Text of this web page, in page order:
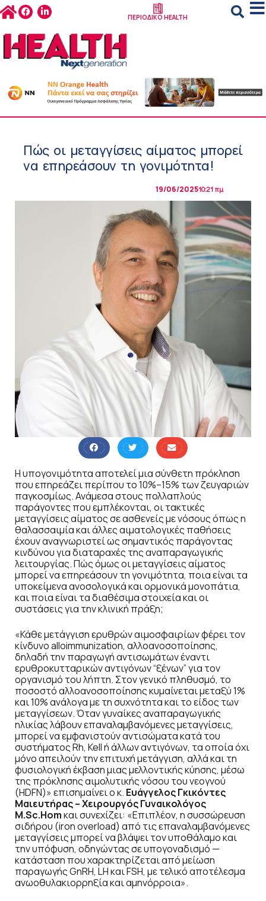
ΠΕΡΙΟΔΙΚΟ HEALTH
Πώς οι μεταγγίσεις αίματος μπορεί
να επηρεάσουν τη γονιμότητα!
19/06/202510:21 πμ
Η υπογονιμότητα αποτελεί μια σύνθετη πρόκληση
που επηρεάζει περίπου το 10%–15% των ζευγαριών
παγκοσμίως. Ανάμεσα στους πολλαπλούς
παράγοντες που εμπλέκονται, οι τακτικές
μεταγγίσεις αίματος σε ασθενείς με νόσους όπως η
θαλασσαιμία και άλλες αιματολογικές παθήσεις
έχουν αναγνωριστεί ως σημαντικός παράγοντας
κινδύνου για διαταραχές της αναπαραγωγικής
λειτουργίας. Πώς όμως οι μεταγγίσεις αίματος
μπορεί να επηρεάσουν τη γονιμότητα, ποια είναι τα
υποκείμενα ανοσολογικά και ορμονικά μονοπάτια,
και ποια είναι τα διαθέσιμα στοιχεία και οι
συστάσεις για την κλινική πράξη;
«Κάθε μετάγγιση ερυθρών αιμοσφαιρίων φέρει τον
κίνδυνο alloimmunization, αλλοανοσοποίησης,
δηλαδή την παραγωγή αντισωμάτων έναντι
ερυθροκυτταρικών αντιγόνων “ξένων” για τον
οργανισμό του λήπτη. Στον γενικό πληθυσμό, το
ποσοστό αλλοανοσοποίησης κυμαίνεται μεταξύ 1%
και 10% ανάλογα με τη συχνότητα και το είδος των
μεταγγίσεων. Όταν γυναίκες αναπαραγωγικής
ηλικίας λάβουν επαναλαμβανόμενες μεταγγίσεις,
μπορεί να εμφανιστούν αντισώματα κατά του
συστήματος Rh, Kell ή άλλων αντιγόνων, τα οποία όχι
μόνο απειλούν την επιτυχή μετάγγιση, αλλά και τη
φυσιολογική έκβαση μιας μελλοντικής κύησης, μέσω
της πρόκλησης αιμολυτικής νόσου του νεογνού
(HDFN)» επισημαίνει ο κ. Ευάγγελος Γκικόντες
Μαιευτήρας – Χειρουργός Γυναικολόγος
M.Sc.Homκαι συνεχίζει: «Επιπλέον, η συσσώρευση
σιδήρου (iron overload) από τις επαναλαμβανόμενες
μεταγγίσεις μπορεί να βλάψει τον υποθάλαμο και
την υπόφυση, οδηγώντας σε υπογοναδισμό —
κατάσταση που χαρακτηρίζεται από μείωση
παραγωγής GnRH, LH και FSH, με τελικό αποτέλεσμα
ανωοθυλακιορρηξία και αμηνόρροια».